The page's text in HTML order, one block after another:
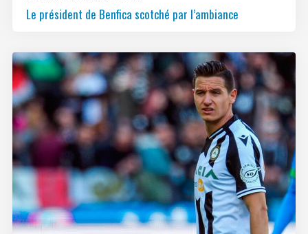
Le président de Benfica scotché par l’ambiance